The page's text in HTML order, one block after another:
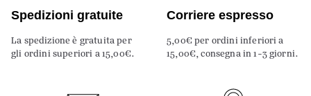
Spedizioni gratuite
La spedizione è gratuita per
gli ordini superiori a 15,00€.
Corriere espresso
5,00€ per ordini inferiori a
15,00€, consegna in 1-3 giorni.